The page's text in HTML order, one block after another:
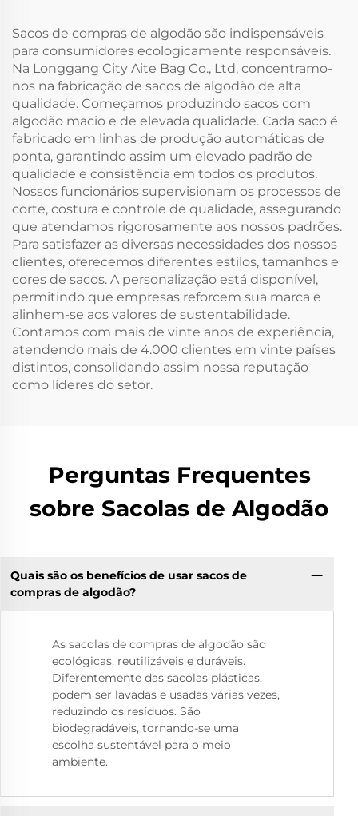
Exterior
Presentes em Saco de
Compra em Cânhamo
Sacos de compras de algodão são indispensáveis
para consumidores ecologicamente responsáveis.
Na Longgang City Aite Bag Co., Ltd, concentramo-
nos na fabricação de sacos de algodão de alta
qualidade. Começamos produzindo sacos com
algodão macio e de elevada qualidade. Cada saco é
fabricado em linhas de produção automáticas de
ponta, garantindo assim um elevado padrão de
qualidade e consistência em todos os produtos.
Nossos funcionários supervisionam os processos de
corte, costura e controle de qualidade, assegurando
que atendamos rigorosamente aos nossos padrões.
Para satisfazer as diversas necessidades dos nossos
clientes, oferecemos diferentes estilos, tamanhos e
cores de sacos. A personalização está disponível,
permitindo que empresas reforcem sua marca e
alinhem-se aos valores de sustentabilidade.
Contamos com mais de vinte anos de experiência,
atendendo mais de 4.000 clientes em vinte países
distintos, consolidando assim nossa reputação
como líderes do setor.
Perguntas Frequentes
sobre Sacolas de Algodão
Quais são os benefícios de usar sacos de
compras de algodão?
As sacolas de compras de algodão são
ecológicas, reutilizáveis e duráveis.
Diferentemente das sacolas plásticas,
podem ser lavadas e usadas várias vezes,
reduzindo os resíduos. São
biodegradáveis, tornando-se uma
escolha sustentável para o meio
ambiente.